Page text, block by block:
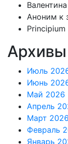
Валентина
Аноним к
Principium
Архивы
Июль
Июнь
Май 2026
Апрель
Март 2026
Февраль
Январь